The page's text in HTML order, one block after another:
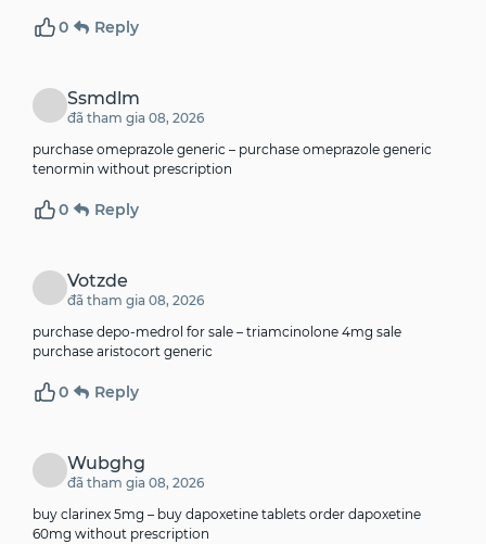
0 Reply
Ssmdlm
đã tham gia 08, 2026
purchase omeprazole generic – purchase omeprazole generic
tenormin without prescription
0 Reply
Votzde
đã tham gia 08, 2026
purchase depo-medrol for sale – triamcinolone 4mg sale
purchase aristocort generic
0 Reply
Wubghg
đã tham gia 08, 2026
buy clarinex 5mg – buy dapoxetine tablets order dapoxetine
60mg without prescription